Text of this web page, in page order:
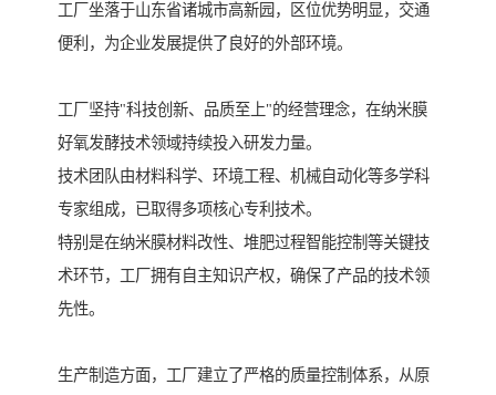
工厂坐落于山东省诸城市高新园，区位优势明显，交通
便利，为企业发展提供了良好的外部环境。
工厂坚持"科技创新、品质至上"的经营理念，在纳米膜
好氧发酵技术领域持续投入研发力量。
技术团队由材料科学、环境工程、机械自动化等多学科
专家组成，已取得多项核心专利技术。
特别是在纳米膜材料改性、堆肥过程智能控制等关键技
术环节，工厂拥有自主知识产权，确保了产品的技术领
先性。
生产制造方面，工厂建立了严格的质量控制体系，从原